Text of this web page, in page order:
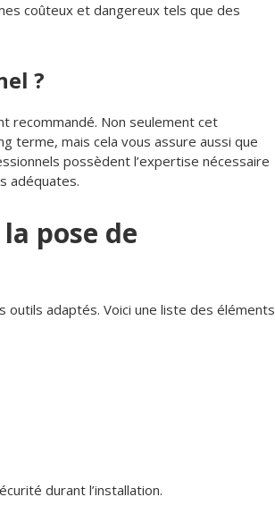
coûteux et dangereux tels que des
?
recommandé. Non seulement cet
terme, mais cela vous assure aussi que
possèdent l’expertise nécessaire
adéquates.
pose de
adaptés. Voici une liste des éléments
durant l’installation.